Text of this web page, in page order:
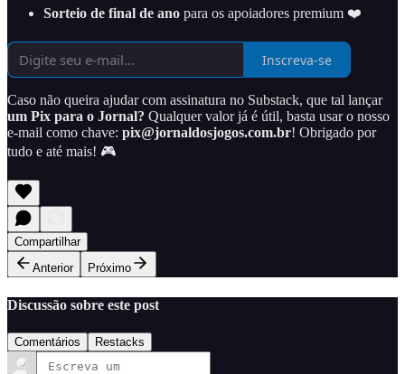
Sorteio de final de ano para os apoiadores premium ❤️
Inscreva-se
Caso não queira ajudar com assinatura no Substack, que tal lançar
um Pix para o Jornal? Qualquer valor já é útil, basta usar o nosso
e-mail como chave: pix@jornaldosjogos.com.br! Obrigado por
tudo e até mais! 🎮
Compartilhar
Anterior
Próximo
Discussão sobre este post
Comentários Restacks